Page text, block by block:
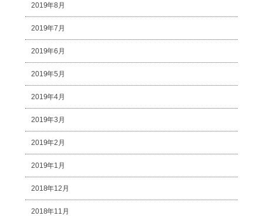
2019年8月
2019年7月
2019年6月
2019年5月
2019年4月
2019年3月
2019年2月
2019年1月
2018年12月
2018年11月